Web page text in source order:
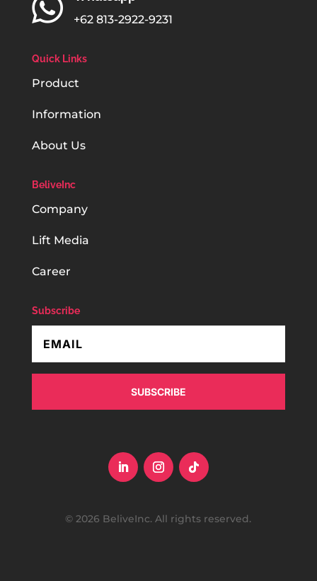
 ‪+62 813-2922-9231‬
Quick Links
Product
Information
About Us
BeliveInc
Company
Lift Media
Career
Subscribe
SUBSCRIBE
© 2026 BeliveInc. All rights reserved.